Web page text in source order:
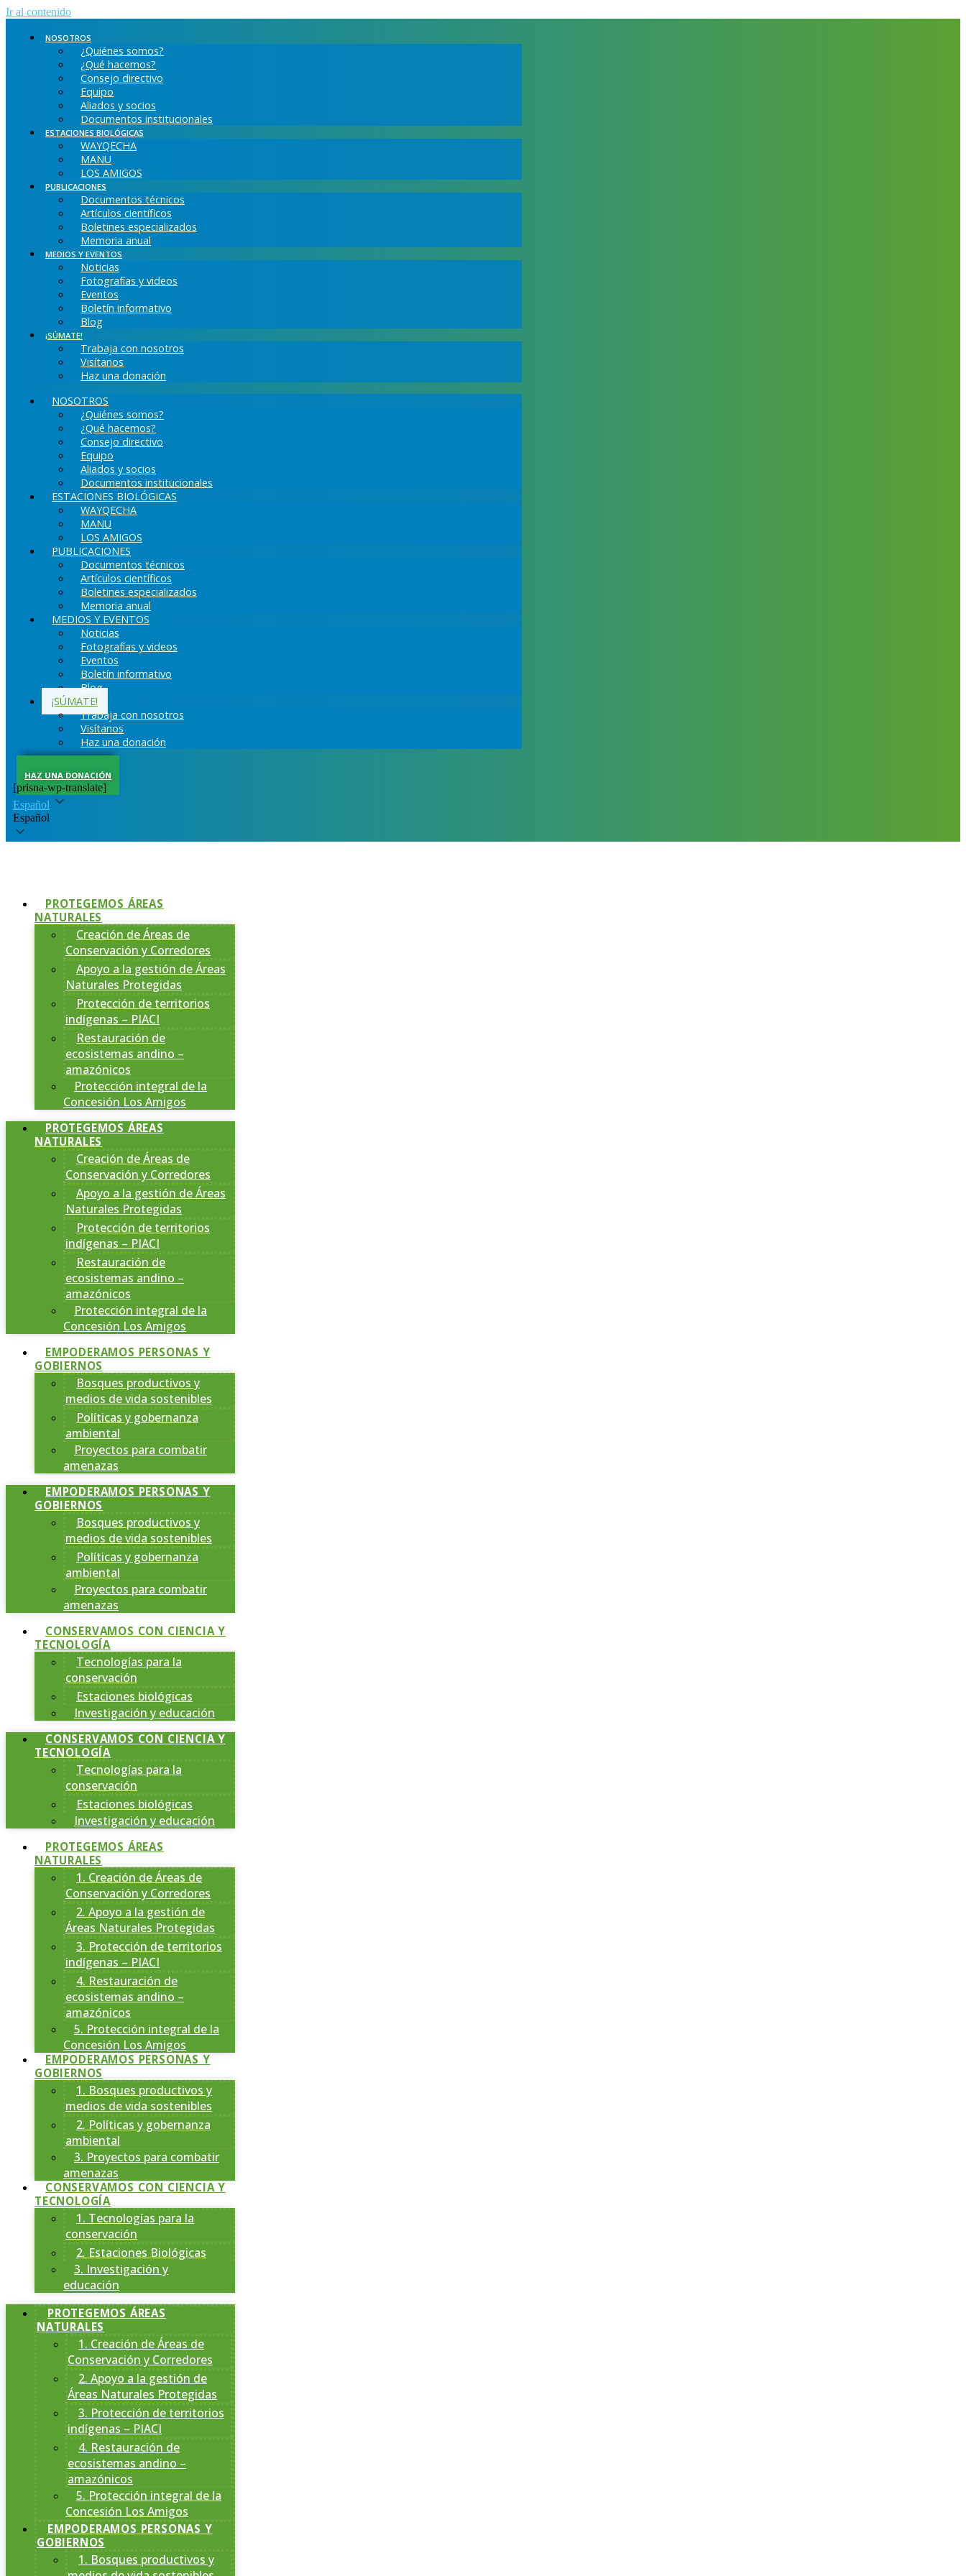
Ir al contenido
NOSOTROS
¿Quiénes somos?
¿Qué hacemos?
Consejo directivo
Equipo
Aliados y socios
Documentos institucionales
ESTACIONES BIOLÓGICAS
WAYQECHA
MANU
LOS AMIGOS
PUBLICACIONES
Documentos técnicos
Artículos científicos
Boletines especializados
Memoria anual
MEDIOS Y EVENTOS
Noticias
Fotografías y videos
Eventos
Boletín informativo
Blog
¡SÚMATE!
Trabaja con nosotros
Visítanos
Haz una donación
NOSOTROS
¿Quiénes somos?
¿Qué hacemos?
Consejo directivo
Equipo
Aliados y socios
Documentos institucionales
ESTACIONES BIOLÓGICAS
WAYQECHA
MANU
LOS AMIGOS
PUBLICACIONES
Documentos técnicos
Artículos científicos
Boletines especializados
Memoria anual
MEDIOS Y EVENTOS
Noticias
Fotografías y videos
Eventos
Boletín informativo
Blog
¡SÚMATE!
Trabaja con nosotros
Visítanos
Haz una donación
HAZ UNA DONACIÓN
[prisna-wp-translate]
Español
Español
PROTEGEMOS ÁREAS
NATURALES
Creación de Áreas de
Conservación y Corredores
Apoyo a la gestión de Áreas
Naturales Protegidas
Protección de territorios
indígenas – PIACI
Restauración de
ecosistemas andino –
amazónicos
Protección integral de la
Concesión Los Amigos
PROTEGEMOS ÁREAS
NATURALES
Creación de Áreas de
Conservación y Corredores
Apoyo a la gestión de Áreas
Naturales Protegidas
Protección de territorios
indígenas – PIACI
Restauración de
ecosistemas andino –
amazónicos
Protección integral de la
Concesión Los Amigos
EMPODERAMOS PERSONAS Y
GOBIERNOS
Bosques productivos y
medios de vida sostenibles
Políticas y gobernanza
ambiental
Proyectos para combatir
amenazas
EMPODERAMOS PERSONAS Y
GOBIERNOS
Bosques productivos y
medios de vida sostenibles
Políticas y gobernanza
ambiental
Proyectos para combatir
amenazas
CONSERVAMOS CON CIENCIA Y
TECNOLOGÍA
Tecnologías para la
conservación
Estaciones biológicas
Investigación y educación
CONSERVAMOS CON CIENCIA Y
TECNOLOGÍA
Tecnologías para la
conservación
Estaciones biológicas
Investigación y educación
PROTEGEMOS ÁREAS
NATURALES
1. Creación de Áreas de
Conservación y Corredores
2. Apoyo a la gestión de
Áreas Naturales Protegidas
3. Protección de territorios
indígenas – PIACI
4. Restauración de
ecosistemas andino –
amazónicos
5. Protección integral de la
Concesión Los Amigos
EMPODERAMOS PERSONAS Y
GOBIERNOS
1. Bosques productivos y
medios de vida sostenibles
2. Políticas y gobernanza
ambiental
3. Proyectos para combatir
amenazas
CONSERVAMOS CON CIENCIA Y
TECNOLOGÍA
1. Tecnologías para la
conservación
2. Estaciones Biológicas
3. Investigación y
educación
PROTEGEMOS ÁREAS
NATURALES
1. Creación de Áreas de
Conservación y Corredores
2. Apoyo a la gestión de
Áreas Naturales Protegidas
3. Protección de territorios
indígenas – PIACI
4. Restauración de
ecosistemas andino –
amazónicos
5. Protección integral de la
Concesión Los Amigos
EMPODERAMOS PERSONAS Y
GOBIERNOS
1. Bosques productivos y